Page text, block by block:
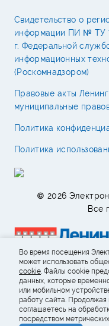
Свидетельство о
информации ПИ № ТУ
г. Федеральной
информационных
(Роскомнадзором)
Правовые акты
муниципальные
Политика
Политика
© 2026
Все
Во время посещения
может использовать
cookie. Файлы cookie
данных, которые
или мобильном
работу сайта.
соглашаетесь на
посредством